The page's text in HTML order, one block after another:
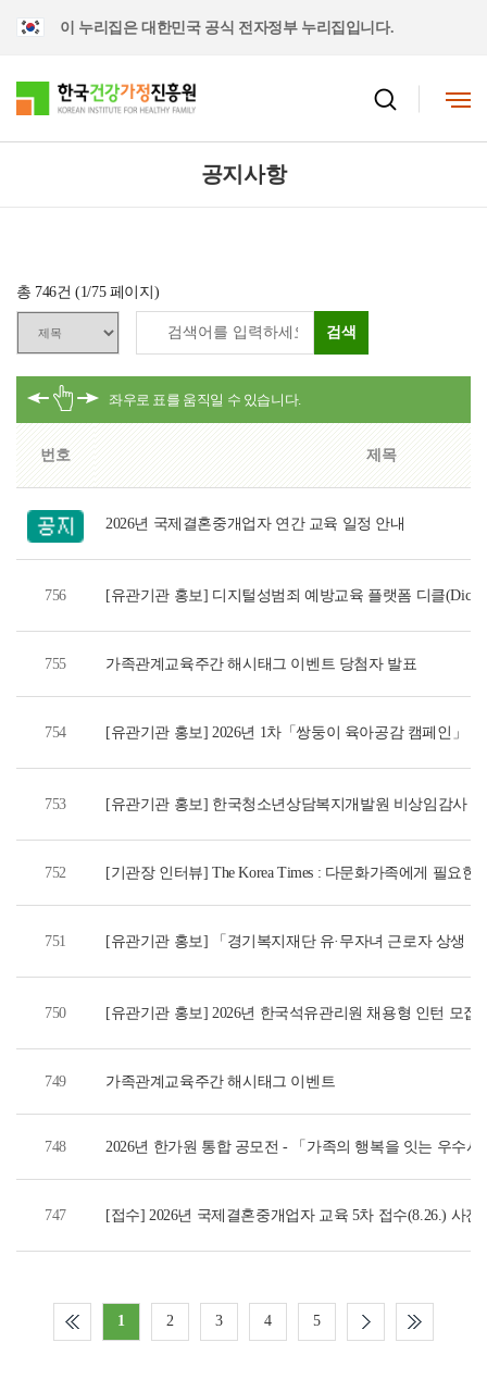
이 누리집은 대한민국 공식 전자정부 누리집입니다.
공지사항
총 746건 (1/75 페이지)
검색
번호 제목
2026년 국제결혼중개업자 연간 교육 일정 안내
756 [유관기관 홍보] 디지털성범죄 예방교육 플랫폼 디클
755 가족관계교육주간 해시태그 이벤트 당첨자 발표
754 [유관기관 홍보] 2026년 1차「쌍둥이 육아공감 캠페인」
753 [유관기관 홍보] 한국청소년상담복지개발원 비상임감사
752
[기관장 인터뷰] The Korea Times : 다문화가족에게 필요한
751 [유관기관 홍보] 「경기복지재단 유·무자녀 근로자 상생
750 [유관기관 홍보] 2026년 한국석유관리원 채용형 인턴 모집
749 가족관계교육주간 해시태그 이벤트
748 2026년 한가원 통합 공모전 - 「가족의 행복을 잇는 우수사
747 [접수] 2026년 국제결혼중개업자 교육 5차 접수(8.26.) 사전
1 2 3 4 5